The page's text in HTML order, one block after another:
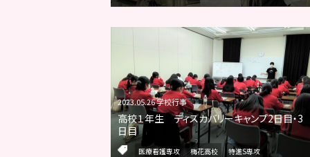
2023.05.26 学校行事
高校１年生 ディスカバリーキャンプ2日目・3
日目
医療看護専攻 梅花高校 特進S専攻